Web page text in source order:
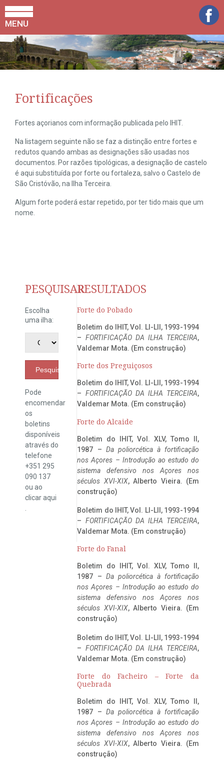
MENU
Fortificações
Fortes açorianos com informação publicada pelo IHIT.
Na listagem seguinte não se faz a distinção entre fortes e
redutos quando ambas as designações são usadas nos
documentos. Por razões tipológicas, a designação de castelo
é aqui substituída por forte ou fortaleza, salvo o Castelo de
São Cristóvão, na Ilha Terceira.
Algum forte poderá estar repetido, por ter tido mais que um
nome.
PESQUISAR
Escolha
uma ilha:
Pesquisar
Pode
encomendar
os
boletins
disponíveis
através do
telefone
+351 295
090 137
ou ao
clicaraqui
RESULTADOS
Forte do Pobado
Boletim do IHIT, Vol. LI-LII, 1993-1994
– FORTIFICAÇÃO DA ILHA TERCEIRA,
Valdemar Mota. (Em construção)
Forte dos Preguiçosos
Boletim do IHIT, Vol. LI-LII, 1993-1994
– FORTIFICAÇÃO DA ILHA TERCEIRA,
Valdemar Mota. (Em construção)
Forte do Alcaide
Boletim do IHIT, Vol. XLV, Tomo II,
1987 – Da poliorcética à fortificação
nos Açores – Introdução ao estudo do
sistema defensivo nos Açores nos
séculos XVI-XIX, Alberto Vieira. (Em
construção)
Boletim do IHIT, Vol. LI-LII, 1993-1994
– FORTIFICAÇÃO DA ILHA TERCEIRA,
Valdemar Mota. (Em construção)
Forte do Fanal
Boletim do IHIT, Vol. XLV, Tomo II,
1987 – Da poliorcética à fortificação
nos Açores – Introdução ao estudo do
sistema defensivo nos Açores nos
séculos XVI-XIX, Alberto Vieira. (Em
construção)
Boletim do IHIT, Vol. LI-LII, 1993-1994
– FORTIFICAÇÃO DA ILHA TERCEIRA,
Valdemar Mota. (Em construção)
Forte do Facheiro – Forte da
Quebrada
Boletim do IHIT, Vol. XLV, Tomo II,
1987 – Da poliorcética à fortificação
nos Açores – Introdução ao estudo do
sistema defensivo nos Açores nos
séculos XVI-XIX, Alberto Vieira. (Em
construção)